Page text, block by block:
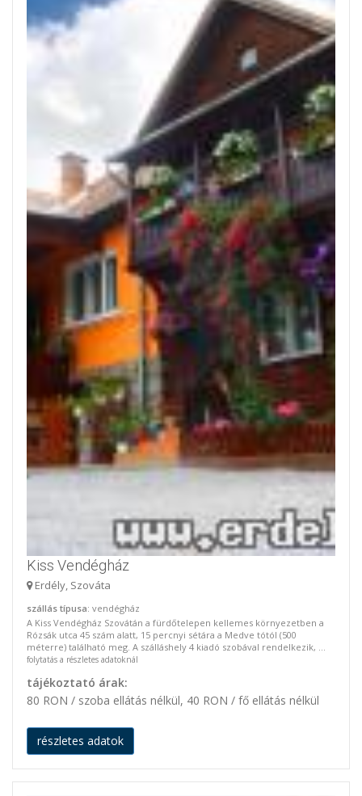
Kiss Vendégház
Erdély, Szováta
szállás típusa: vendégház
A Kiss Vendégház Szovátán a fürdőtelepen kellemes környezetben a
Rózsák utca 45 szám alatt, 15 percnyi sétára a Medve tótól (500
méterre) található meg. A szálláshely 4 kiadó szobával rendelkezik, ...
folytatás a részletes adatoknál
tájékoztató árak:
80 RON / szoba ellátás nélkül, 40 RON / fő ellátás nélkül
részletes adatok